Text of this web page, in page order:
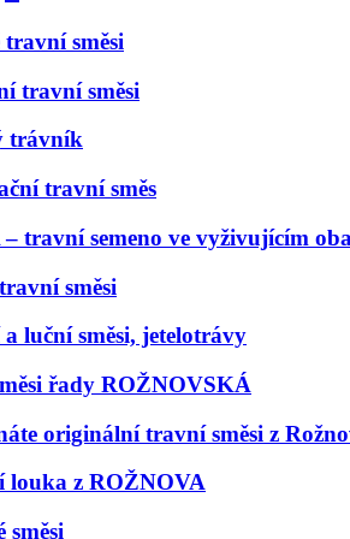
směsi
travní směsi
trávník
travní směs
travní semeno ve vyživujícím
směsi
a luční směsi, jetelotrávy
řady ROŽNOVSKÁ
originální travní směsi z
louka z ROŽNOVA
směsi